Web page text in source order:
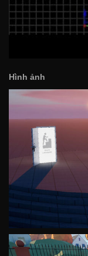
Hình ảnh